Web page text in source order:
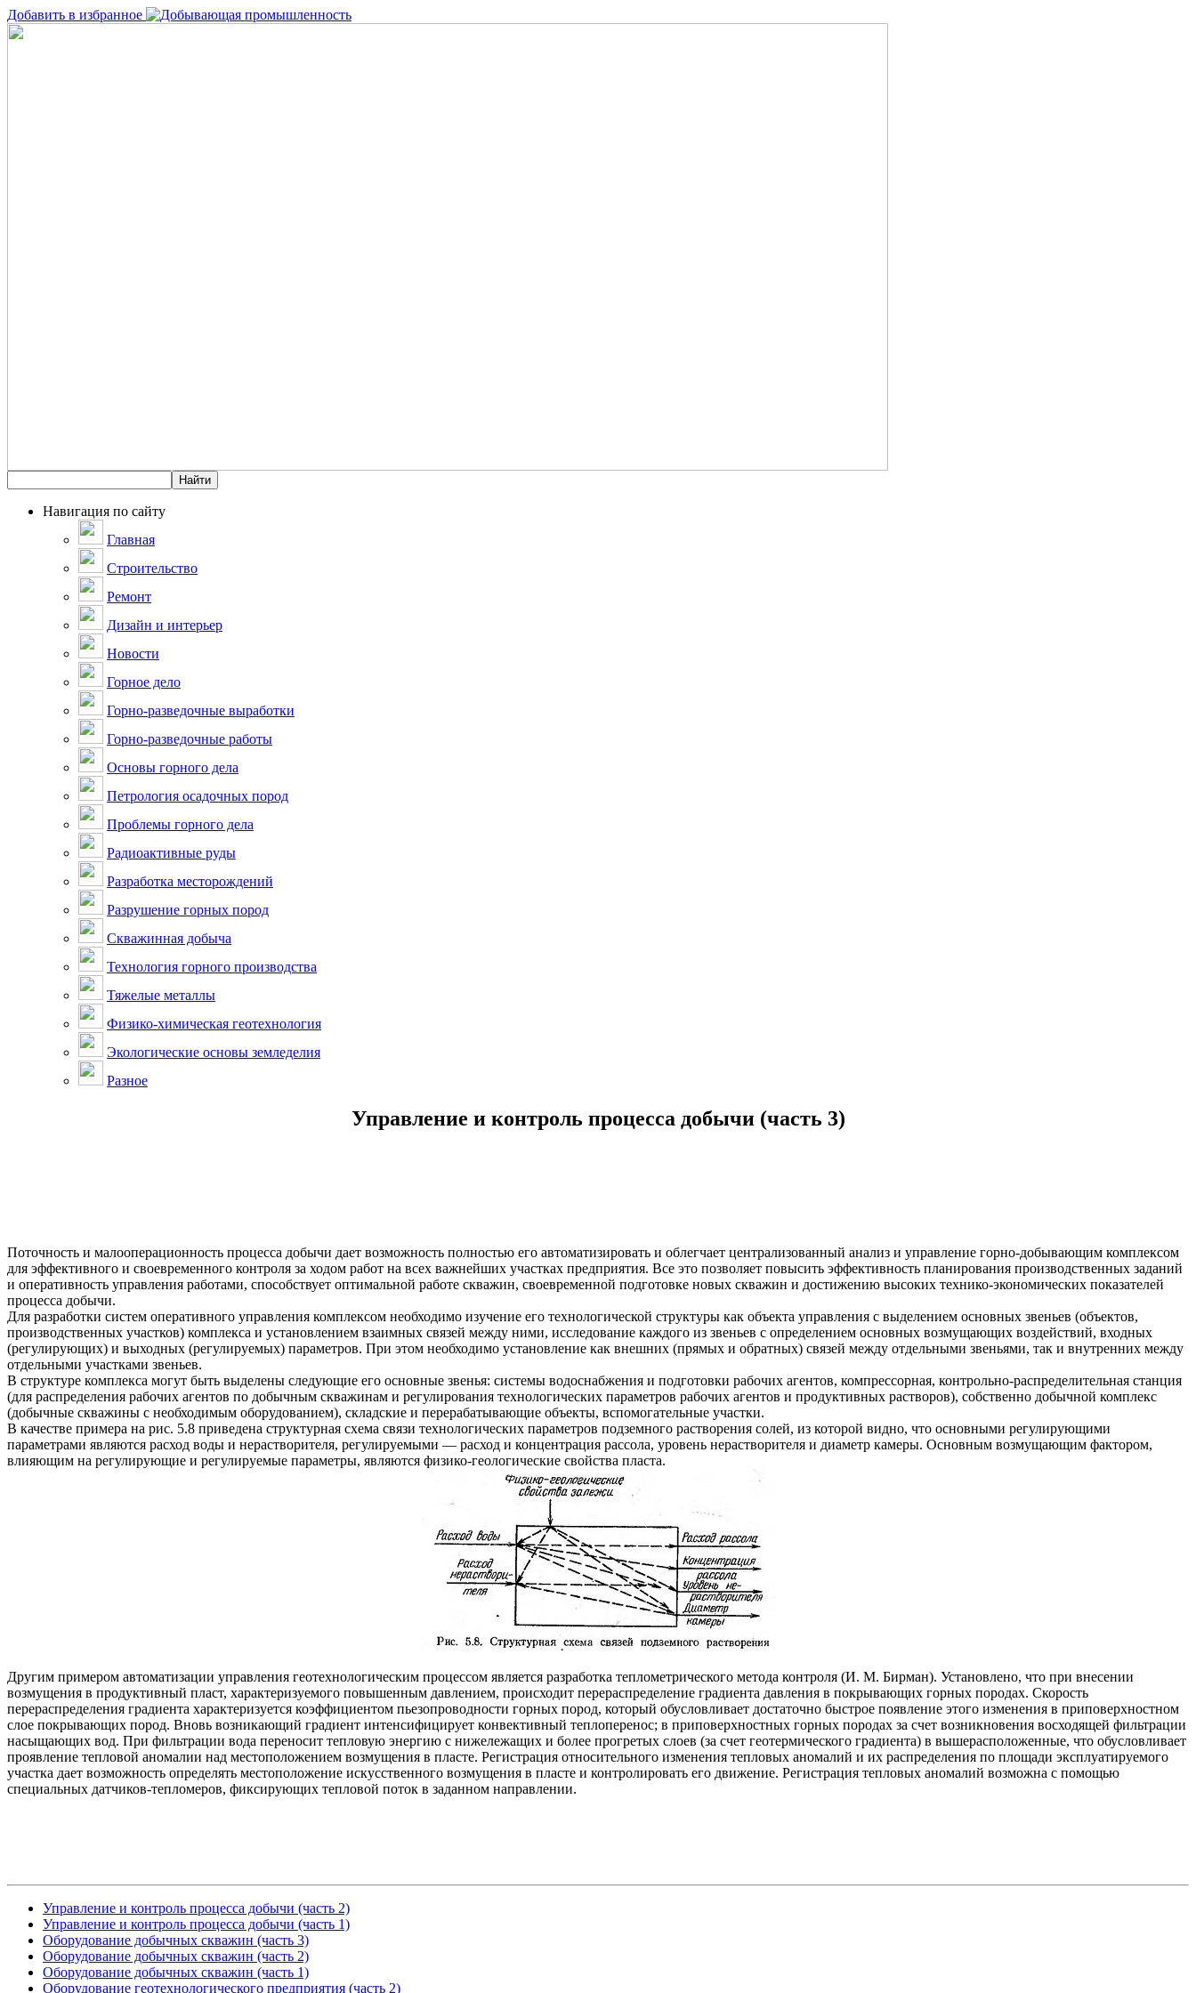
Добавить в избранное
Навигация по сайту
Главная
Строительство
Ремонт
Дизайн и интерьер
Новости
Горное дело
Горно-разведочные выработки
Горно-разведочные работы
Основы горного дела
Петрология осадочных пород
Проблемы горного дела
Радиоактивные руды
Разработка месторождений
Разрушение горных пород
Скважинная добыча
Технология горного производства
Тяжелые металлы
Физико-химическая геотехнология
Экологические основы земледелия
Разное
Управление и контроль процесса добычи (часть 3)
Поточность и малооперационность процесса добычи дает возможность полностью его автоматизировать и облегчает централизованный анализ и управление горно-добывающим комплексом
для эффективного и своевременного контроля за ходом работ на всех важнейших участках предприятия. Все это позволяет повысить эффективность планирования производственных заданий
и оперативность управления работами, способствует оптимальной работе скважин, своевременной подготовке новых скважин и достижению высоких технико-экономических показателей
процесса добычи.
Для разработки систем оперативного управления комплексом необходимо изучение его технологической структуры как объекта управления с выделением основных звеньев (объектов,
производственных участков) комплекса и установлением взаимных связей между ними, исследование каждого из звеньев с определением основных возмущающих воздействий, входных
(регулирующих) и выходных (регулируемых) параметров. При этом необходимо установление как внешних (прямых и обратных) связей между отдельными звеньями, так и внутренних между
отдельными участками звеньев.
В структуре комплекса могут быть выделены следующие его основные звенья: системы водоснабжения и подготовки рабочих агентов, компрессорная, контрольно-распределительная станция
(для распределения рабочих агентов по добычным скважинам и регулирования технологических параметров рабочих агентов и продуктивных растворов), собственно добычной комплекс
(добычные скважины с необходимым оборудованием), складские и перерабатывающие объекты, вспомогательные участки.
В качестве примера на рис. 5.8 приведена структурная схема связи технологических параметров подземного растворения солей, из которой видно, что основными регулирующими
параметрами являются расход воды и нерастворителя, регулируемыми — расход и концентрация рассола, уровень нерастворителя и диаметр камеры. Основным возмущающим фактором,
влияющим на регулирующие и регулируемые параметры, являются физико-геологические свойства пласта.
Другим примером автоматизации управления геотехнологическим процессом является разработка теплометрического метода контроля (И. М. Бирман). Установлено, что при внесении
возмущения в продуктивный пласт, характеризуемого повышенным давлением, происходит перераспределение градиента давления в покрывающих горных породах. Скорость
перераспределения градиента характеризуется коэффициентом пьезопроводности горных пород, который обусловливает достаточно быстрое появление этого изменения в приповерхностном
слое покрывающих пород. Вновь возникающий градиент интенсифицирует конвективный теплоперенос; в приповерхностных горных породах за счет возникновения восходящей фильтрации
насыщающих вод. При фильтрации вода переносит тепловую энергию с нижележащих и более прогретых слоев (за счет геотермического градиента) в вышерасположенные, что обусловливает
проявление тепловой аномалии над местоположением возмущения в пласте. Регистрация относительного изменения тепловых аномалий и их распределения по площади эксплуатируемого
участка дает возможность определять местоположение искусственного возмущения в пласте и контролировать его движение. Регистрация тепловых аномалий возможна с помощью
специальных датчиков-тепломеров, фиксирующих тепловой поток в заданном направлении.
Управление и контроль процесса добычи (часть 2)
Управление и контроль процесса добычи (часть 1)
Оборудование добычных скважин (часть 3)
Оборудование добычных скважин (часть 2)
Оборудование добычных скважин (часть 1)
Оборудование геотехнологического предприятия (часть 2)